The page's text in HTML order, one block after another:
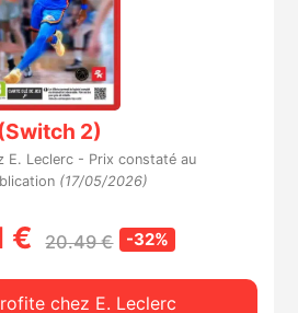
2)
E. Leclerc - Prix constaté au
(17/05/2026)
€ 20.49 € -32%
chez E. Leclerc